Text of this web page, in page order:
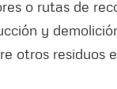
o rutas de
y
otros residuos